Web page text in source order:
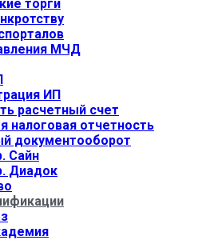
торги
МЧД
ИП
расчетный счет
налоговая отчетность
документооборот
Сайн
Диадок